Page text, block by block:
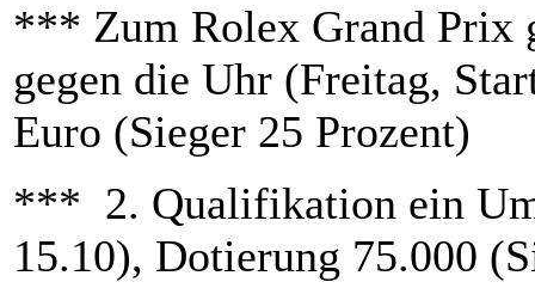
*** Zum Rolex Grand Prix
gegen die Uhr (Freitag,
Euro (Sieger 25 Prozent)
*** 2. Qualifikation ein
15.10), Dotierung 75.000